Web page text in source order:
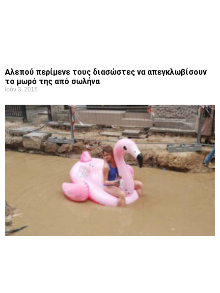
Αλεπού περίμενε τους διασώστες να απεγκλωβίσουν
το μωρό της από σωλήνα
Ιούν 3, 2016